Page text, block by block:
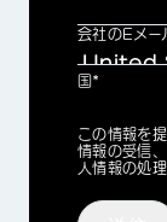
会社のEメー
国*
Privacy
Optin
この情報を
情報の受信
人情報の処